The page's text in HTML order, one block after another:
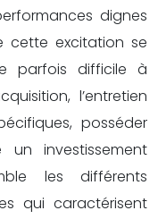
dignes
cette excitation se
parfois difficile à
l’entretien
posséder
investissement
les différents
qui caractérisent